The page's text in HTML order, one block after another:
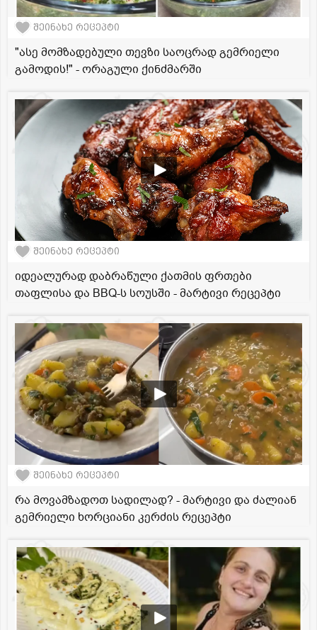
შეინახე რეცეპტი
"ასე მომზადებული თევზი საოცრად გემრიელი
გამოდის!" - ორაგული ქინძმარში
შეინახე რეცეპტი
იდეალურად დაბრაწული ქათმის ფრთები
თაფლისა და BBQ-ს სოუსში - მარტივი რეცეპტი
შეინახე რეცეპტი
რა მოვამზადოთ სადილად? - მარტივი და ძალიან
გემრიელი ხორციანი კერძის რეცეპტი